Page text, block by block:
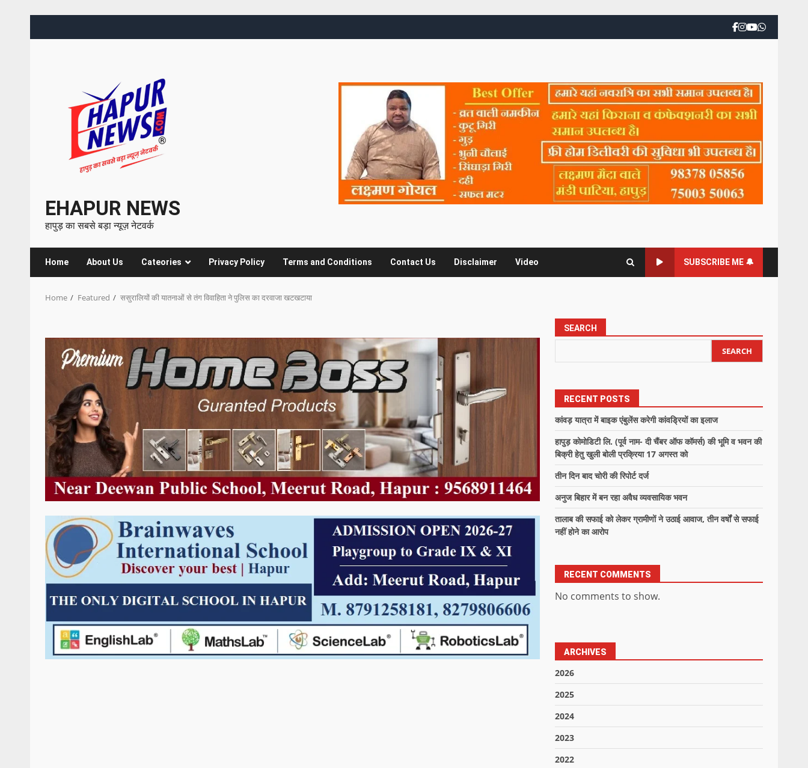
EHAPUR NEWS
हापुड़ का सबसे बड़ा न्यूज़ नेटवर्क
Home About Us Cateories Privacy Policy Terms and Conditions Contact Us Disclaimer Video SUBSCRIBE ME 🔔
Home Featured ससुरालियों की यातनाओं से तंग विवाहिता ने पुलिस का दरवाजा खटखटाया
SEARCH
SEARCH
RECENT POSTS
कांवड़ यात्रा में बाइक एंबुलेंस करेगी कांवड्रियों का इलाज
हापुड़ कोमोडिटी लि. (पूर्व नाम- दी चैंबर ऑफ कॉमर्स) की भूमि व भवन की
बिक्री हेतु खुली बोली प्रक्रिया 17 अगस्त को
तीन दिन बाद चोरी की रिपोर्ट दर्ज
अनुज बिहार में बन रहा अवैध व्यवसायिक भवन
तालाब की सफाई को लेकर ग्रामीणों ने उठाई आवाज, तीन वर्षों से सफाई
नहीं होने का आरोप
RECENT COMMENTS
No comments to show.
ARCHIVES
2026
2025
2024
2023
2022